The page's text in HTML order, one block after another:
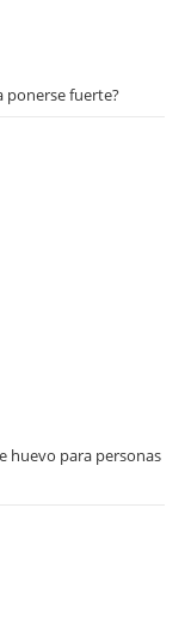
ponerse fuerte?
huevo para personas